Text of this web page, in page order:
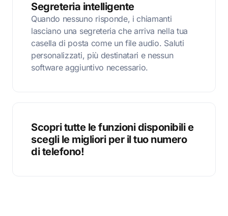
Segreteria intelligente
Quando nessuno risponde, i chiamanti
lasciano una segreteria che arriva nella tua
casella di posta come un file audio. Saluti
personalizzati, più destinatari e nessun
software aggiuntivo necessario.
Scopri tutte le funzioni disponibili e
scegli le migliori per il tuo numero
di telefono!